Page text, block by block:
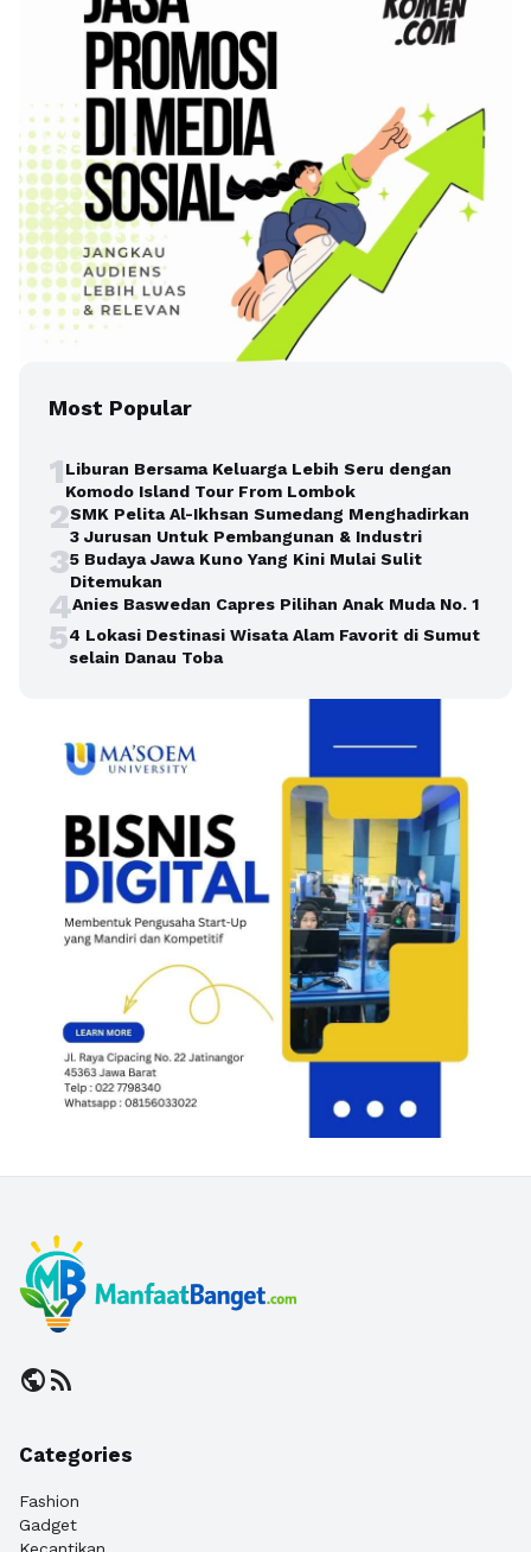
Most Popular
1Liburan Bersama Keluarga Lebih Seru dengan
Komodo Island Tour From Lombok
2SMK Pelita Al-Ikhsan Sumedang Menghadirkan
3 Jurusan Untuk Pembangunan & Industri
35 Budaya Jawa Kuno Yang Kini Mulai Sulit
Ditemukan
4Anies Baswedan Capres Pilihan Anak Muda No. 1
54 Lokasi Destinasi Wisata Alam Favorit di Sumut
selain Danau Toba
publicrss_feed
Categories
Fashion
Gadget